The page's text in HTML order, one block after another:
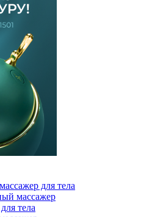
для тела
массажер
тела